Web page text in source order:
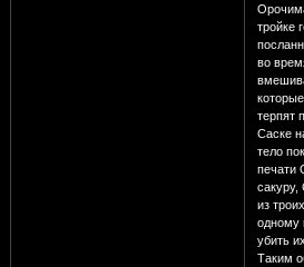
тройке
во
терпят
Саске
тело
печати
сакуру,
из
одному
убить
Таким